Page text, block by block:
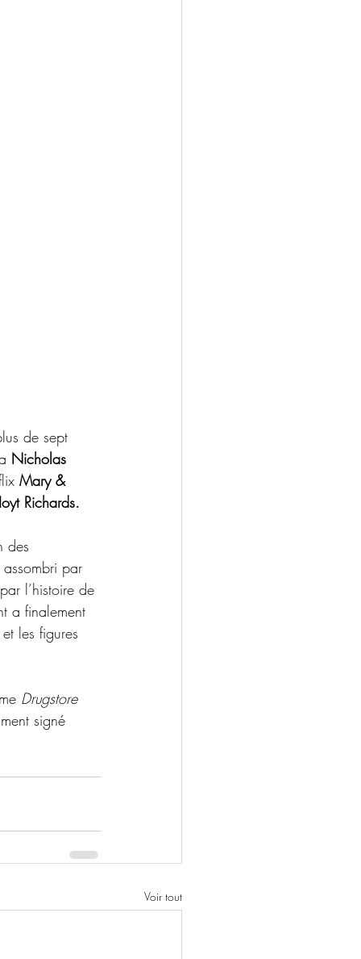
de sept
Nicholas
Mary &
Richards.
des
par
l’histoire de
a finalement
les figures
Drugstore
signé
Voir tout